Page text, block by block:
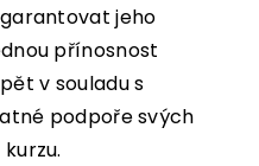
jeho
přínosnost
v souladu s
podpoře svých